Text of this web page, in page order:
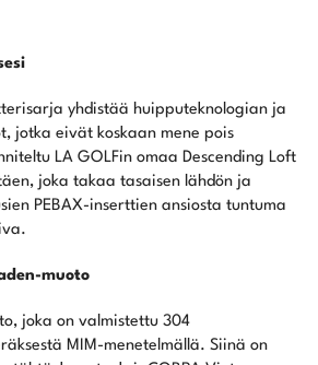
yhdistää huipputeknologian ja
jotka eivät koskaan mene pois
LA GOLFin omaa Descending Loft
joka takaa tasaisen lähdön ja
PEBAX-inserttien ansiosta tuntuma
muoto
joka on valmistettu 304
MIM-menetelmällä. Siinä on